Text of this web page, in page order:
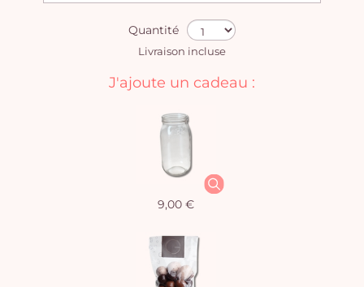
Quantité
Livraison incluse
J'ajoute un cadeau :
9,00 €